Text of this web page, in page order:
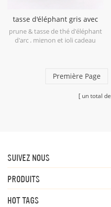
tasse d'éléphant gris avec
support de sachet de thé
prune & tasse de thé d'éléphant
d'arc , mignon et joli cadeau
Première Page
un total de
SUIVEZ NOUS
PRODUITS
HOT TAGS